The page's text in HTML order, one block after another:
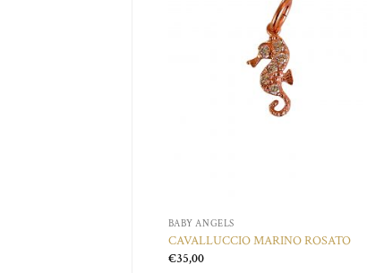
BABY ANGELS
CAVALLUCCIO MARINO ROSATO
€35,00